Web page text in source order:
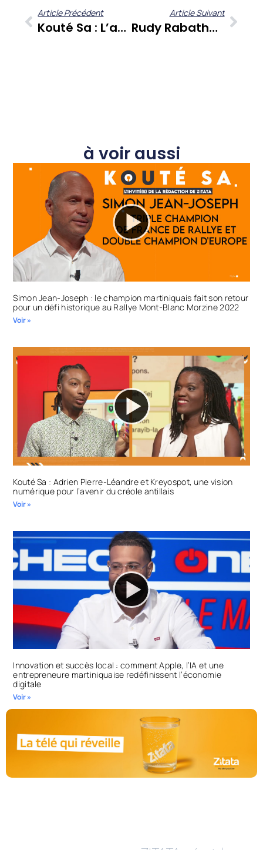
Article Précédent
Kouté Sa : L’association Les Kaméléons Dynamise La Vie Des Seniors À La Cité Dillon Et Prépare Un Événement Bien-Être
Article Suivant
Rudy Rabathaly : De France-Antilles À L’écriture Créole, Un Parcours Inspirant Dans Sé Zafè Nou
à voir aussi
Simon Jean-Joseph : le champion martiniquais fait son retour
pour un défi historique au Rallye Mont-Blanc Morzine 2022
Voir »
Kouté Sa : Adrien Pierre-Léandre et Kreyospot, une vision
numérique pour l’avenir du créole antillais
Voir »
Innovation et succès local : comment Apple, l’IA et une
entrepreneure martiniquaise redéfinissent l’économie
digitale
Voir »